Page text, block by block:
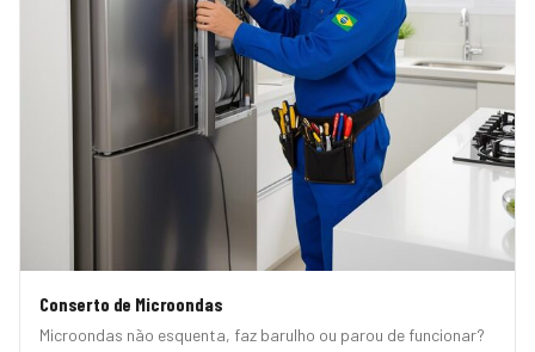
Conserto de Microondas
Microondas não esquenta, faz barulho ou parou de funcionar?